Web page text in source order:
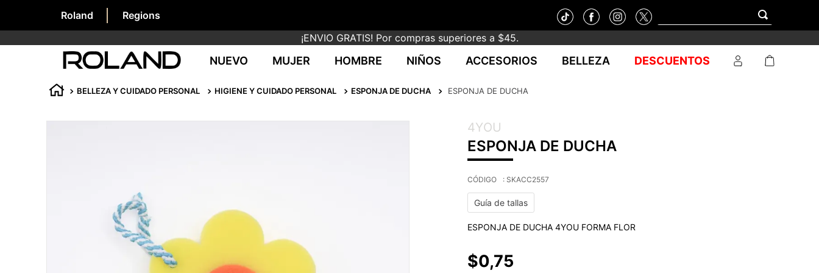
Roland
Regions
¡ENVIO GRATIS! Por compras superiores a $45.
NUEVO MUJER HOMBRE NIÑOS ACCESORIOS BELLEZA DESCUENTOS
BELLEZA Y CUIDADO PERSONAL HIGIENE Y CUIDADO PERSONAL ESPONJA DE DUCHA ESPONJA DE DUCHA
4YOU
ESPONJA DE DUCHA
: SKACC2557
Guía de tallas
ESPONJA DE DUCHA 4YOU FORMA FLOR
$0,75